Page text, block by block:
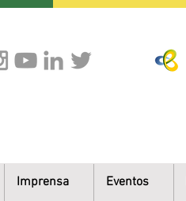
Imprensa Eventos